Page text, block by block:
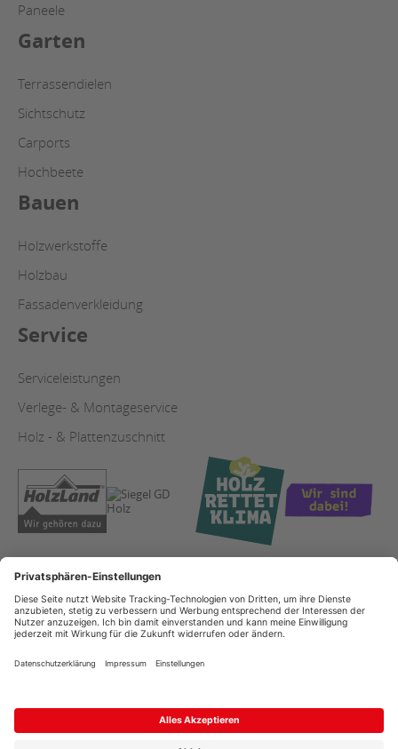
Paneele
Garten
Terrassendielen
Sichtschutz
Carports
Hochbeete
Bauen
Holzwerkstoffe
Holzbau
Fassadenverkleidung
Service
Serviceleistungen
Verlege- & Montageservice
Holz - & Plattenzuschnitt
Copyright
Datenschutz